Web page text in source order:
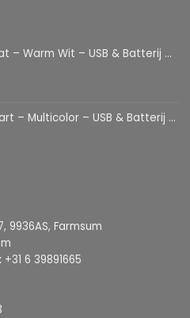
Batterij – Decoratieve Tafellamp voor Kinderkamer – 28,5 x 24,5 cm
– Hartvormige Sfeerlamp – Kinderkamer & Slaapkamer – 25,2 x 23 cm
9936AS, Farmsum
+31 6 39891665